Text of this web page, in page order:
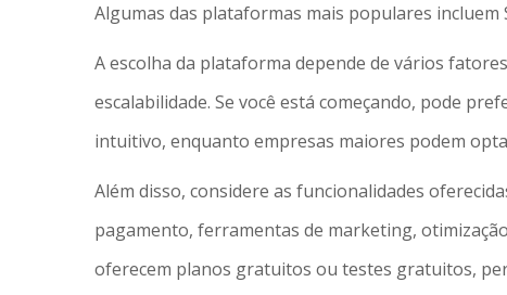
Algumas das plataformas mais populares incluem
A escolha da plataforma depende de vários
escalabilidade. Se você está começando, pode
intuitivo, enquanto empresas maiores podem
Além disso, considere as funcionalidades
pagamento, ferramentas de marketing,
oferecem planos gratuitos ou testes gratuitos,